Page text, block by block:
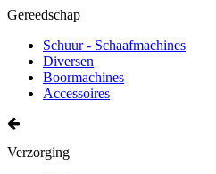
Gereedschap
Schuur - Schaafmachines
Diversen
Boormachines
Accessoires
Verzorging